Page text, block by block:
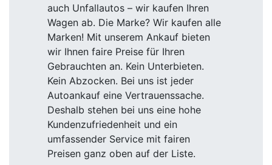
auch Unfallautos – wir kaufen Ihren
Wagen ab. Die Marke? Wir kaufen alle
Marken! Mit unserem Ankauf bieten
wir Ihnen faire Preise für Ihren
Gebrauchten an. Kein Unterbieten.
Kein Abzocken. Bei uns ist jeder
Autoankauf eine Vertrauenssache.
Deshalb stehen bei uns eine hohe
Kundenzufriedenheit und ein
umfassender Service mit fairen
Preisen ganz oben auf der Liste.